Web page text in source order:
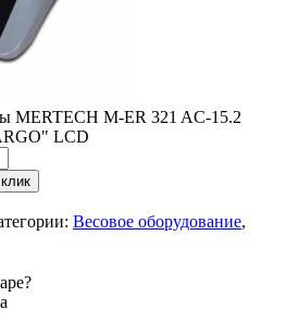
MERTECH M-ER 321 AC-15.2
LCD
Весовое оборудование,